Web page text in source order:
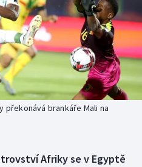
překonává brankáře Mali na
Afriky se v Egyptě